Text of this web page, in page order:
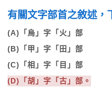
有關文字部首之敘述，
(A)「烏」字「火」部
(B)「甲」字「田」部
(C)「相」字「目」部
(D)「胡」字「古」部。